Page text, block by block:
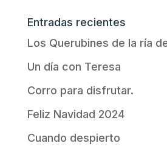
Entradas recientes
Los Querubines de la ría
Un día con Teresa
Corro para disfrutar.
Feliz Navidad 2024
Cuando despierto